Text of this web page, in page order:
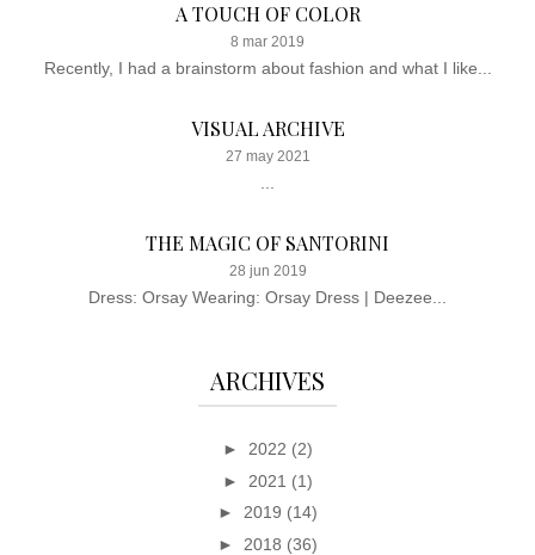
A TOUCH OF COLOR
8 mar 2019
Recently, I had a brainstorm about fashion and what I like...
VISUAL ARCHIVE
27 may 2021
THE MAGIC OF SANTORINI
28 jun 2019
Dress: Orsay Wearing: Orsay Dress | Deezee...
ARCHIVES
► 2022 (2)
► 2021 (1)
► 2019 (14)
► 2018 (36)